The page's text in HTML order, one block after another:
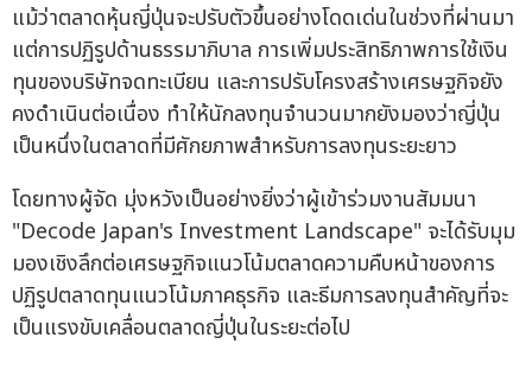
แม้ว่าตลาดหุ้นญี่ปุ่นจะปรับตัวขึ้นอย่างโดดเด่นในช่วงที่ผ่านมา
แต่การปฏิรูปด้านธรรมาภิบาล การเพิ่มประสิทธิภาพการใช้เงิน
ทุนของบริษัทจดทะเบียน และการปรับโครงสร้างเศรษฐกิจยัง
คงดำเนินต่อเนื่อง ทำให้นักลงทุนจำนวนมากยังมองว่าญี่ปุ่น
เป็นหนึ่งในตลาดที่มีศักยภาพสำหรับการลงทุนระยะยาว
โดยทางผู้จัด มุ่งหวังเป็นอย่างยิ่งว่าผู้เข้าร่วมงานสัมมนา
"Decode Japan's Investment Landscape" จะได้รับมุม
มองเชิงลึกต่อเศรษฐกิจแนวโน้มตลาดความคืบหน้าของการ
ปฏิรูปตลาดทุนแนวโน้มภาคธุรกิจ และธีมการลงทุนสำคัญที่จะ
เป็นแรงขับเคลื่อนตลาดญี่ปุ่นในระยะต่อไป